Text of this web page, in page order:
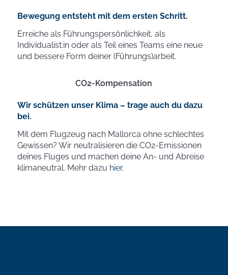
Bewegung entsteht mit dem ersten Schritt.
Erreiche als Führungspersönlichkeit, als
Individualist:in oder als Teil eines Teams eine neue
und bessere Form deiner (Führungs)arbeit.
CO2-Kompensation
Wir schützen unser Klima – trage auch du dazu
bei.
Mit dem Flugzeug nach Mallorca ohne schlechtes
Gewissen? Wir neutralisieren die CO2-Emissionen
deines Fluges und machen deine An- und Abreise
klimaneutral. Mehr dazu hier.